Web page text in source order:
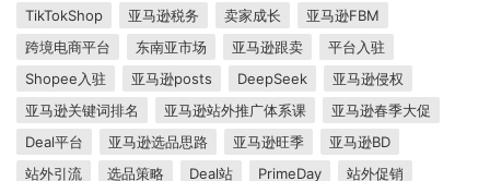
TikTokShop
亚马逊税务 卖家成长
亚马逊FBM
跨境电商平台
东南亚市场 亚马逊跟卖
平台入驻
Shopee入驻
亚马逊posts DeepSeek
亚马逊侵权
亚马逊关键词排名
亚马逊站外推广体系课
亚马逊春季大促
Deal平台
亚马逊选品思路 亚马逊旺季
亚马逊BD
站外引流
选品策略 Deal站 PrimeDay
站外促销